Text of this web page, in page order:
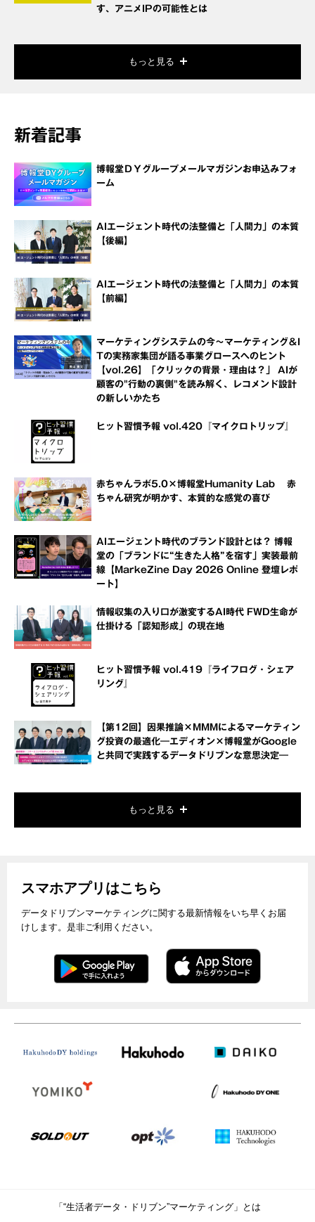
す、アニメIPの可能性とは
もっと見る
新着記事
博報堂ＤＹグループメールマガジンお申込みフォ
ーム
AIエージェント時代の法整備と「人間力」の本質
【後編】
AIエージェント時代の法整備と「人間力」の本質
【前編】
マーケティングシステムの今～マーケティング＆I
Tの実務家集団が語る事業グロースへのヒント
【vol.26】「クリックの背景・理由は？」 AIが
顧客の"行動の裏側"を読み解く、レコメンド設計
の新しいかたち
ヒット習慣予報 vol.420『マイクロトリップ』
赤ちゃんラボ5.0×博報堂Humanity Lab 赤
ちゃん研究が明かす、本質的な感覚の喜び
AIエージェント時代のブランド設計とは？ 博報
堂の「ブランドに“生きた人格”を宿す」実装最前
線【MarkeZine Day 2026 Online 登壇レポ
ート】
情報収集の入り口が激変するAI時代 FWD生命が
仕掛ける「認知形成」の現在地
ヒット習慣予報 vol.419『ライフログ・シェア
リング』
【第12回】因果推論×MMMによるマーケティン
グ投資の最適化―エディオン×博報堂がGoogle
と共同で実践するデータドリブンな意思決定―
もっと見る
スマホアプリはこちら
データドリブンマーケティングに関する最新情報をいち早くお届
けします。是非ご利用ください。
「“生活者データ・ドリブン”マーケティング」とは